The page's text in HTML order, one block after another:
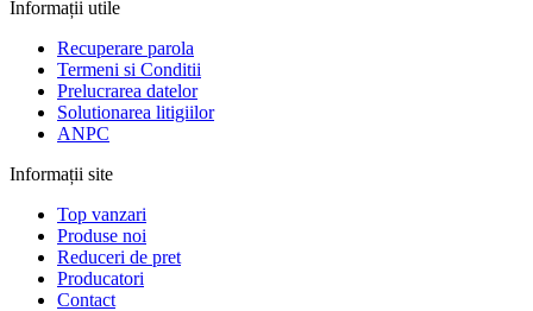
Informații utile
Recuperare parola
Termeni si Conditii
Prelucrarea datelor
Solutionarea litigiilor
ANPC
Informații site
Top vanzari
Produse noi
Reduceri de pret
Producatori
Contact